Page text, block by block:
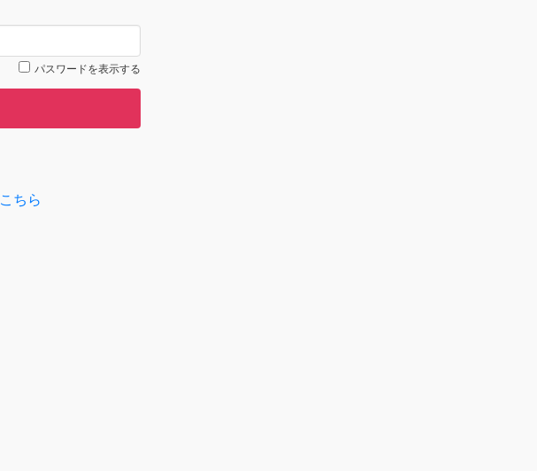
パスワードを表示する
こちら